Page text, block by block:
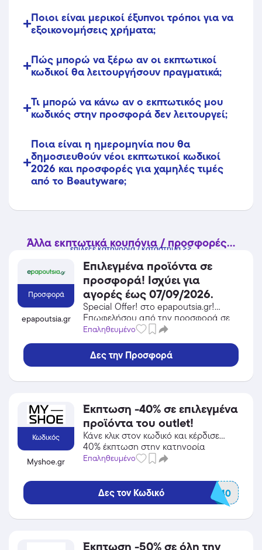
Ποιοι είναι μερικοί έξυπνοι τρόποι για να
εξοικονομήσεις χρήματα;
Πώς μπορώ να ξέρω αν οι εκπτωτικοί
κωδικοί θα λειτουργήσουν πραγματικά;
Τι μπορώ να κάνω αν ο εκπτωτικός μου
κωδικός στην προσφορά δεν λειτουργεί;
Ποια είναι η ημερομηνία που θα
δημοσιευθούν νέοι εκπτωτικοί κωδικοί
2026 και προσφορές για χαμηλές τιμές
από το Beautyware;
Άλλα εκπτωτικά κουπόνια / προσφορές...
επίλεξε κατηγορία / κατάστημα >>
Προσφορά
epapoutsia.gr
Επιλεγμένα προϊόντα σε
προσφορά! Ισχύει για
αγορές έως 07/09/2026.
Special Offer! στο epapoutsia.gr!
Επωφελήσου από την προσφορά σε
Αθλητικά Είδη του epapoutsia.gr και
κέρδισε από τις εκπτώσεις!
Επαληθευμένο
Δες την Προσφορά
Κωδικός
Myshoe.gr
Έκπτωση -40% σε επιλεγμένα
προϊόντα του outlet!
Κάνε κλικ στον κωδικό και κέρδισε
40% έκπτωση στην κατηγορία
Παπούτσια από το Myshoe.gr!
Επαληθευμένο
Δες τον Κωδικό WOW40